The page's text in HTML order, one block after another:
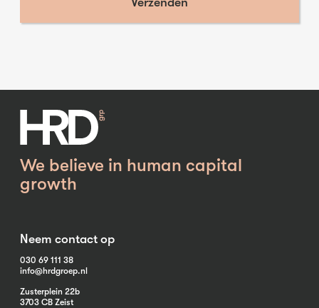
We believe in human capital
growth
Neem contact op
030 69 111 38
info@hrdgroep.nl
Zusterplein 22b
3703 CB Zeist